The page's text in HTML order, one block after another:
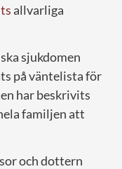
allvarliga
sjukdomen
på väntelista för
har beskrivits
familjen att
och dottern